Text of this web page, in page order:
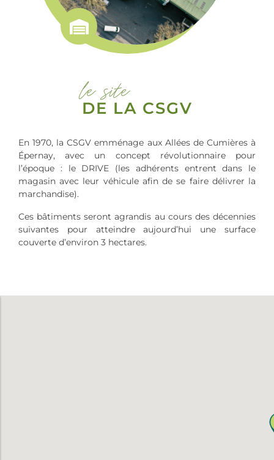
le site
DE LA CSGV
En 1970, la CSGV emménage aux Allées de Cumières à
Épernay, avec un concept révolutionnaire pour
l’époque : le DRIVE (les adhérents entrent dans le
magasin avec leur véhicule afin de se faire délivrer la
marchandise).
Ces bâtiments seront agrandis au cours des décennies
suivantes pour atteindre aujourd’hui une surface
couverte d’environ 3 hectares.